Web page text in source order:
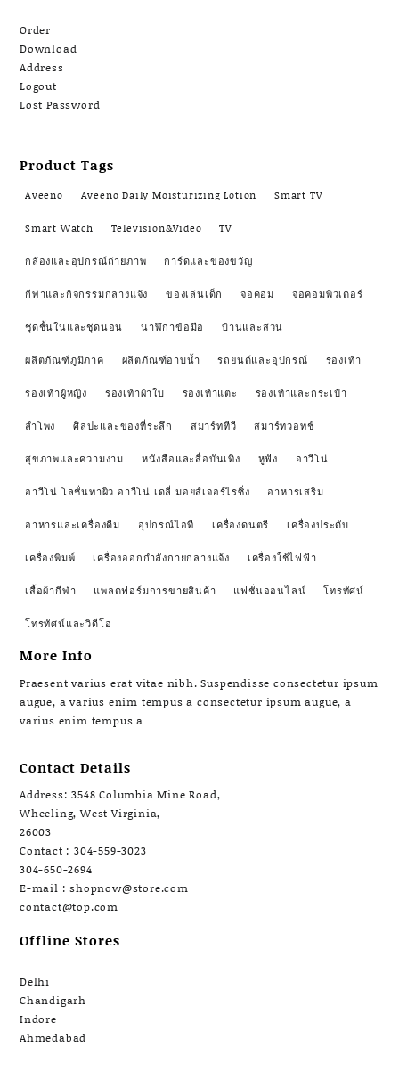
Order
Download
Address
Logout
Lost Password
Product Tags
Aveeno Aveeno Daily Moisturizing Lotion Smart TV
Smart Watch Television&Video TV
กล้องและอุปกรณ์ถ่ายภาพ การ์ดและของขวัญ
กีฬาและกิจกรรมกลางแจ้ง ของเล่นเด็ก จอคอม จอคอมพิวเตอร์
ชุดชั้นในและชุดนอน นาฬิกาข้อมือ บ้านและสวน
ผลิตภัณฑ์ภูมิภาค ผลิตภัณฑ์อาบน้ำ รถยนต์และอุปกรณ์ รองเท้า
รองเท้าผู้หญิง รองเท้าผ้าใบ รองเท้าแตะ รองเท้าและกระเป๋า
ลำโพง ศิลปะและของที่ระลึก สมาร์ททีวี สมาร์ทวอทช์
สุขภาพและความงาม หนังสือและสื่อบันเทิง หูฟัง อาวีโน่
อาวีโน่ โลชั่นทาผิว อาวีโน่ เดลี่ มอยส์เจอร์ไรซิ่ง อาหารเสริม
อาหารและเครื่องดื่ม อุปกรณ์ไอที เครื่องดนตรี เครื่องประดับ
เครื่องพิมพ์ เครื่องออกกำลังกายกลางแจ้ง เครื่องใช้ไฟฟ้า
เสื้อผ้ากีฬา แพลตฟอร์มการขายสินค้า แฟชั่นออนไลน์ โทรทัศน์
โทรทัศน์และวิดีโอ
More Info
Praesent varius erat vitae nibh. Suspendisse consectetur ipsum
augue, a varius enim tempus a consectetur ipsum augue, a
varius enim tempus a
Contact Details
Address: 3548 Columbia Mine Road,
Wheeling, West Virginia,
26003
Contact : 304-559-3023
304-650-2694
E-mail : shopnow@store.com
contact@top.com
Offline Stores
Delhi
Chandigarh
Indore
Ahmedabad